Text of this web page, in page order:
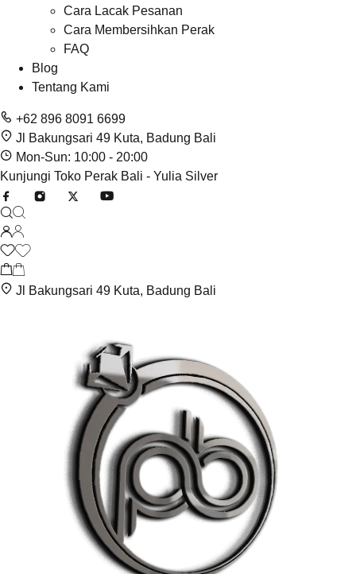
Cara Lacak Pesanan
Cara Membersihkan Perak
FAQ
Blog
Tentang Kami
+62 896 8091 6699
Jl Bakungsari 49 Kuta, Badung Bali
Mon-Sun: 10:00 - 20:00
Kunjungi Toko Perak Bali - Yulia Silver
Jl Bakungsari 49 Kuta, Badung Bali